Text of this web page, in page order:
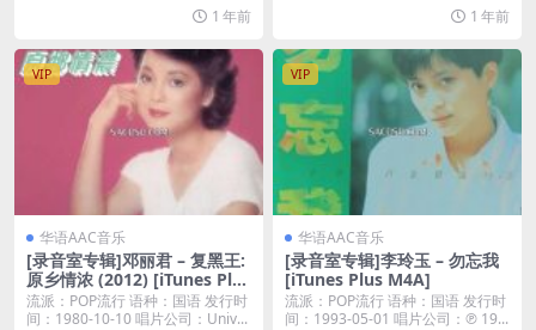
1 年前
1 年前
VIP
华语AAC音乐
[录音室专辑]邓丽君 – 复黑王:
原乡情浓 (2012) [iTunes Plus
M4A]
流派：POP流行 语种：国语 发行时
间：1980-10-10 唱片公司：Univ...
VIP
华语AAC音乐
[录音室专辑]李玲玉 – 勿忘我
[iTunes Plus M4A]
流派：POP流行 语种：国语 发行时
间：1993-05-01 唱片公司：℗ 19...